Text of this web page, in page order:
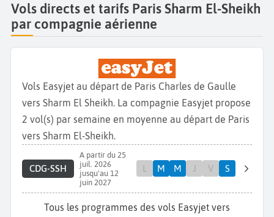
Vols directs et tarifs Paris Sharm El-Sheikh
par compagnie aérienne
Vols Easyjet au départ de Paris Charles de Gaulle
vers Sharm El Sheikh. La compagnie Easyjet propose
2 vol(s) par semaine en moyenne au départ de Paris
vers Sharm El-Sheikh.
CDG-SSH
A partir du 25
juil. 2026
jusqu'au 12
juin 2027
L M M J V S
Tous les programmes des vols Easyjet vers